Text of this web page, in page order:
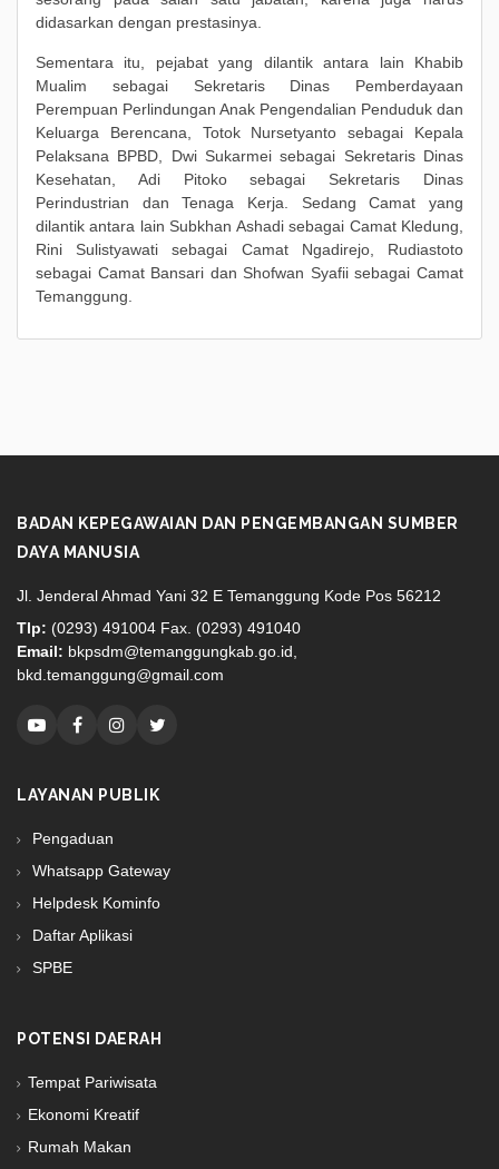
didasarkan dengan prestasinya.
Sementara itu, pejabat yang dilantik antara lain Khabib
Mualim sebagai Sekretaris Dinas Pemberdayaan
Perempuan Perlindungan Anak Pengendalian Penduduk dan
Keluarga Berencana, Totok Nursetyanto sebagai Kepala
Pelaksana BPBD, Dwi Sukarmei sebagai Sekretaris Dinas
Kesehatan, Adi Pitoko sebagai Sekretaris Dinas
Perindustrian dan Tenaga Kerja. Sedang Camat yang
dilantik antara lain Subkhan Ashadi sebagai Camat Kledung,
Rini Sulistyawati sebagai Camat Ngadirejo, Rudiastoto
sebagai Camat Bansari dan Shofwan Syafii sebagai Camat
Temanggung.
BADAN KEPEGAWAIAN DAN PENGEMBANGAN SUMBER
DAYA MANUSIA
Jl. Jenderal Ahmad Yani 32 E Temanggung Kode Pos 56212
Tlp: (0293) 491004 Fax. (0293) 491040
Email: bkpsdm@temanggungkab.go.id,
bkd.temanggung@gmail.com
LAYANAN PUBLIK
Pengaduan
Whatsapp Gateway
Helpdesk Kominfo
Daftar Aplikasi
SPBE
POTENSI DAERAH
Tempat Pariwisata
Ekonomi Kreatif
Rumah Makan